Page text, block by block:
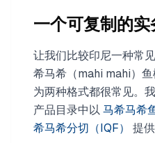
一个可复制的实
让我们比较印尼一种常
希马希（mahi mahi）
为两种格式都很常见。
产品目录中以 马希马希
希马希分切（IQF）
提供